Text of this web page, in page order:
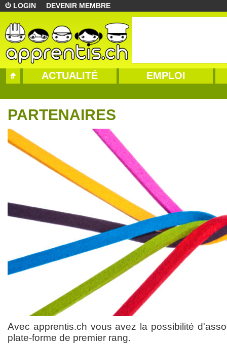
LOGIN DEVENIR MEMBRE
ACTUALITÉ EMPLOI
PARTENAIRES
Avec apprentis.ch vous avez la possibilité
plate-forme de premier rang.